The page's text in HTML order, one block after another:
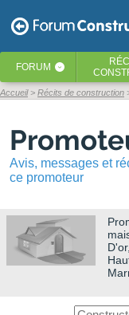
FORUM ‹
Accueil Récits de construction
Avis, messages et
ce promoteur